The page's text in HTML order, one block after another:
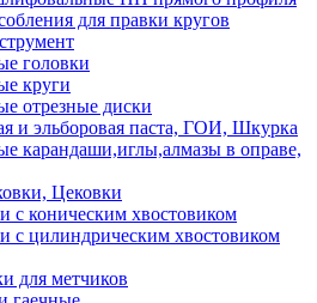
для правки кругов
головки
круги
отрезные диски
и эльборовая паста, ГОИ, Шкурка
карандаши,иглы,алмазы в оправе,
Цековки
с коническим хвостовиком
с цилиндрическим хвостовиком
для метчиков